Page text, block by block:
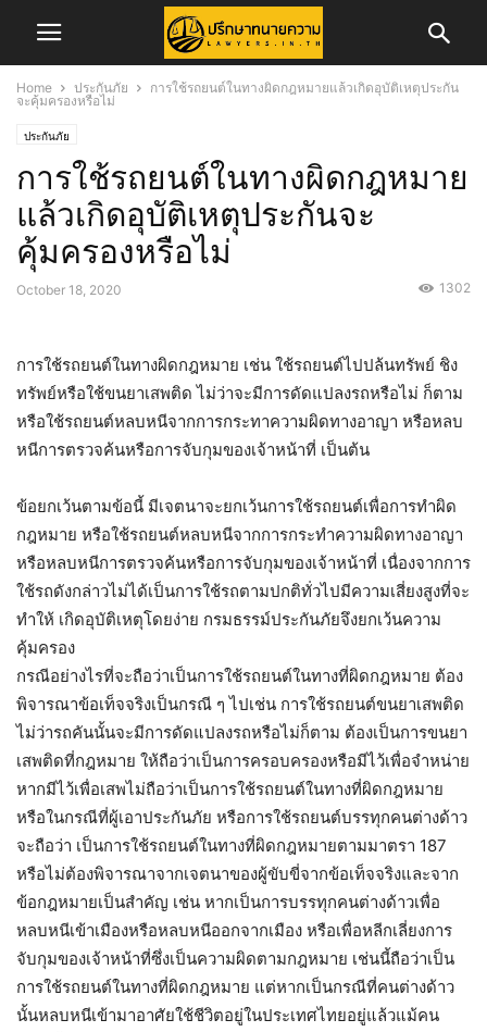
Home ประกันภัย
การใช้รถยนต์ในทางผิดกฎหมายแล้วเกิดอุบัติเหตุประกัน
จะคุ้มครองหรือไม่
ประกันภัย
การใช้รถยนต์ในทางผิดกฎหมาย
แล้วเกิดอุบัติเหตุประกันจะ
คุ้มครองหรือไม่
October 18, 2020 1302
การใช้รถยนต์ในทางผิดกฎหมาย เช่น ใช้รถยนต์ไปปล้นทรัพย์ ชิง
ทรัพย์หรือใช้ขนยาเสพติด ไม่ว่าจะมีการดัดแปลงรถหรือไม่ ก็ตาม
หรือใช้รถยนต์หลบหนีจากการกระทาความผิดทางอาญา หรือหลบ
หนีการตรวจค้นหรือการจับกุมของเจ้าหน้าที่ เป็นต้น
ข้อยกเว้นตามข้อนี้ มีเจตนาจะยกเว้นการใช้รถยนต์เพื่อการทำผิด
กฎหมาย หรือใช้รถยนต์หลบหนีจากการกระทำความผิดทางอาญา
หรือหลบหนีการตรวจค้นหรือการจับกุมของเจ้าหน้าที่ เนื่องจากการ
ใช้รถดังกล่าวไม่ได้เป็นการใช้รถตามปกติทั่วไปมีความเสี่ยงสูงที่จะ
ทำให้ เกิดอุบัติเหตุโดยง่าย กรมธรรม์ประกันภัยจึงยกเว้นความ
คุ้มครอง
กรณีอย่างไรที่จะถือว่าเป็นการใช้รถยนต์ในทางที่ผิดกฎหมาย ต้อง
พิจารณาข้อเท็จจริงเป็นกรณี ๆ ไปเช่น การใช้รถยนต์ขนยาเสพติด
ไม่ว่ารถคันนั้นจะมีการดัดแปลงรถหรือไม่ก็ตาม ต้องเป็นการขนยา
เสพติดที่กฎหมาย ให้ถือว่าเป็นการครอบครองหรือมีไว้เพื่อจำหน่าย
หากมีไว้เพื่อเสพไม่ถือว่าเป็นการใช้รถยนต์ในทางที่ผิดกฎหมาย
หรือในกรณีที่ผู้เอาประกันภัย หรือการใช้รถยนต์บรรทุกคนต่างด้าว
จะถือว่า เป็นการใช้รถยนต์ในทางที่ผิดกฎหมายตามมาตรา 187
หรือไม่ต้องพิจารณาจากเจตนาของผู้ขับขี่จากข้อเท็จจริงและจาก
ข้อกฎหมายเป็นสำคัญ เช่น หากเป็นการบรรทุกคนต่างด้าวเพื่อ
หลบหนีเข้าเมืองหรือหลบหนีออกจากเมือง หรือเพื่อหลีกเลี่ยงการ
จับกุมของเจ้าหน้าที่ซึ่งเป็นความผิดตามกฎหมาย เช่นนี้ถือว่าเป็น
การใช้รถยนต์ในทางที่ผิดกฎหมาย แต่หากเป็นกรณีที่คนต่างด้าว
นั้นหลบหนีเข้ามาอาศัยใช้ชีวิตอยู่ในประเทศไทยอยู่แล้วแม้คน